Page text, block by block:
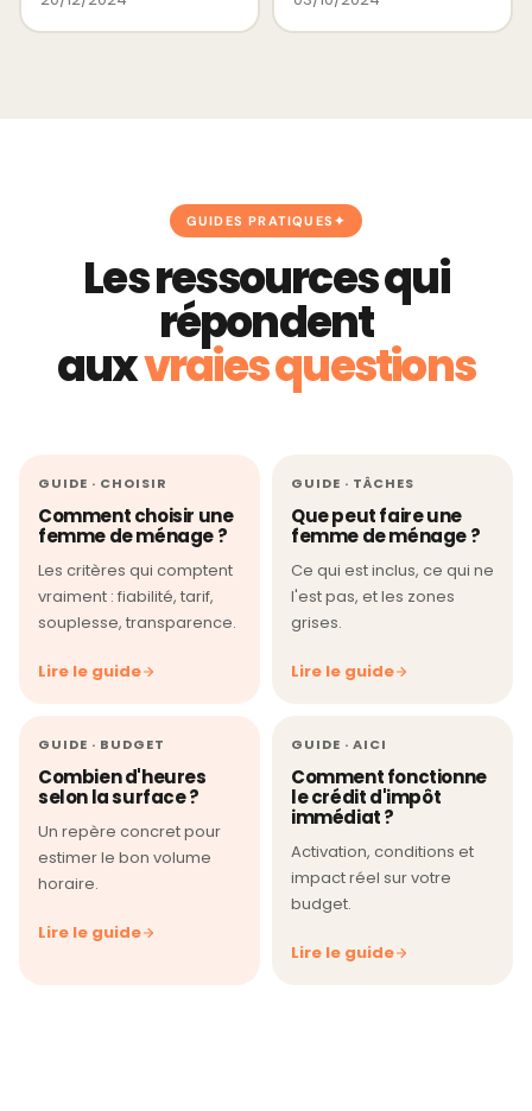
GUIDES PRATIQUES
Les ressources qui
répondent
auxvraies questions
GUIDE · CHOISIR
Comment choisir une
femme de ménage ?
Les critères qui comptent
vraiment : fiabilité, tarif,
souplesse, transparence.
Lire le guide
GUIDE · TÂCHES
Que peut faire une
femme de ménage ?
Ce qui est inclus, ce qui ne
l'est pas, et les zones
grises.
Lire le guide
GUIDE · BUDGET
Combien d'heures
selon la surface ?
Un repère concret pour
estimer le bon volume
horaire.
Lire le guide
GUIDE · AICI
Comment fonctionne
le crédit d'impôt
immédiat ?
Activation, conditions et
impact réel sur votre
budget.
Lire le guide